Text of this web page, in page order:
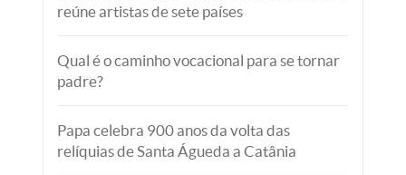
reúne artistas de sete países
Qual é o caminho vocacional para se tornar
padre?
Papa celebra 900 anos da volta das
relíquias de Santa Águeda a Catânia